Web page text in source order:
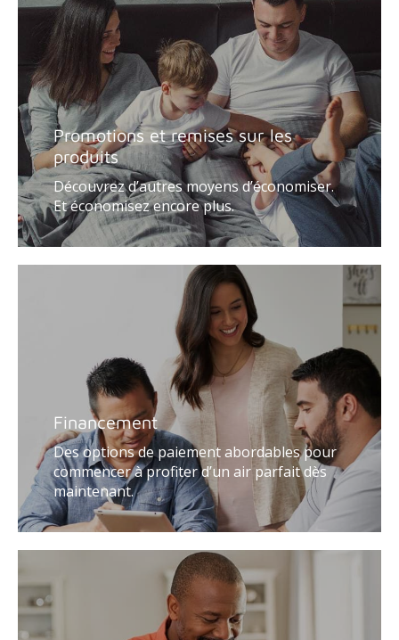
Promotions et remises sur les
produits
Découvrez d’autres moyens d’économiser.
Et économisez encore plus.
Financement
Des options de paiement abordables pour
commencer à profiter d’un air parfait dès
maintenant.